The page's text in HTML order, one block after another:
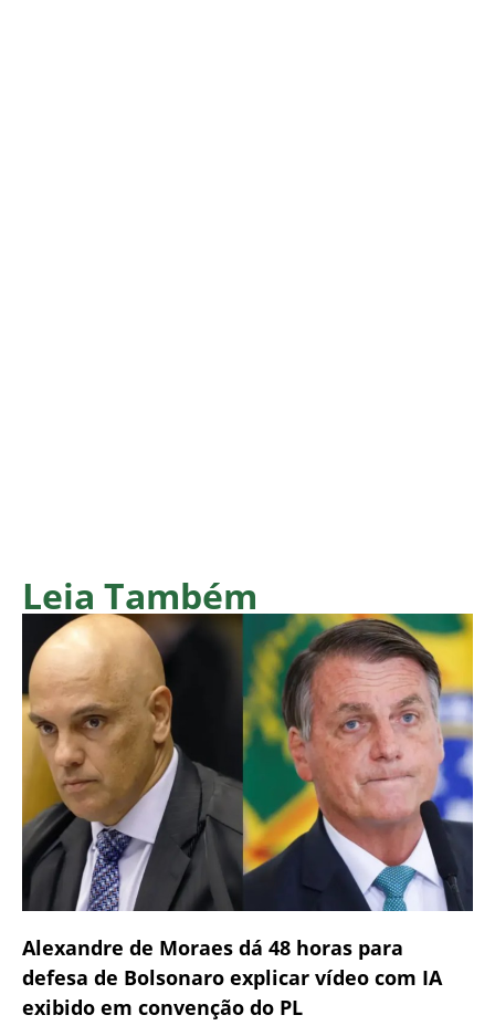
Leia Também
Alexandre de Moraes dá 48 horas para
defesa de Bolsonaro explicar vídeo com IA
exibido em convenção do PL